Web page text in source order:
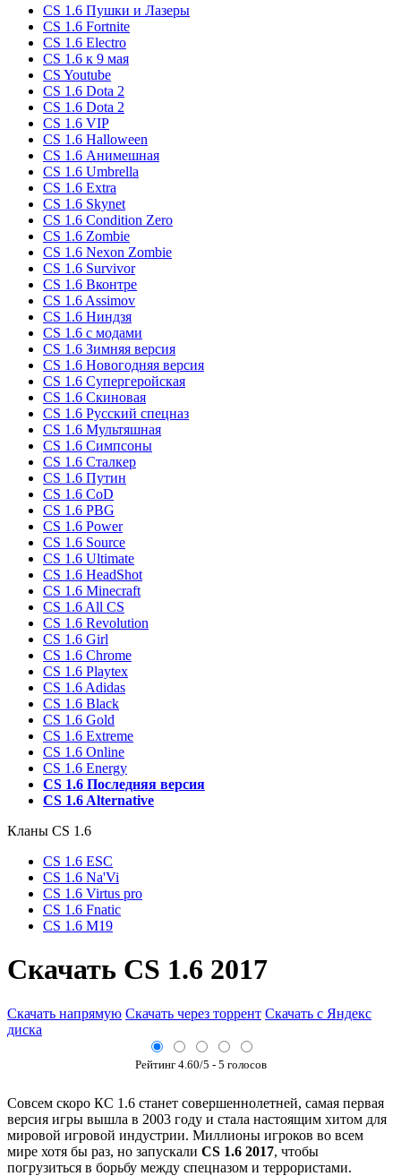
CS 1.6 Пушки и Лазеры
CS 1.6 Fortnite
CS 1.6 Electro
CS 1.6 к 9 мая
CS Youtube
CS 1.6 Dota 2
CS 1.6 Dota 2
CS 1.6 VIP
CS 1.6 Halloween
CS 1.6 Анимешная
CS 1.6 Umbrella
CS 1.6 Extra
CS 1.6 Skynet
CS 1.6 Condition Zero
CS 1.6 Zombie
CS 1.6 Nexon Zombie
CS 1.6 Survivor
CS 1.6 Вконтре
CS 1.6 Assimov
CS 1.6 Ниндзя
CS 1.6 с модами
CS 1.6 Зимняя версия
CS 1.6 Новогодняя версия
CS 1.6 Супергеройская
CS 1.6 Скиновая
CS 1.6 Русский спецназ
CS 1.6 Мультяшная
CS 1.6 Симпсоны
CS 1.6 Сталкер
CS 1.6 Путин
CS 1.6 CoD
CS 1.6 PBG
CS 1.6 Power
CS 1.6 Source
CS 1.6 Ultimate
CS 1.6 HeadShot
CS 1.6 Minecraft
CS 1.6 All CS
CS 1.6 Revolution
CS 1.6 Girl
CS 1.6 Chrome
CS 1.6 Playtex
CS 1.6 Adidas
CS 1.6 Black
CS 1.6 Gold
CS 1.6 Extreme
CS 1.6 Online
CS 1.6 Energy
CS 1.6 Последняя версия
CS 1.6 Alternative
Кланы СS 1.6
CS 1.6 ESC
CS 1.6 Na'Vi
CS 1.6 Virtus pro
CS 1.6 Fnatic
CS 1.6 M19
Скачать CS 1.6 2017
Скачать напрямую Скачать через торрент Скачать с Яндекс
диска
Рейтинг 4.60/5 - 5 голосов
Совсем скоро КС 1.6 станет совершеннолетней, самая первая
версия игры вышла в 2003 году и стала настоящим хитом для
мировой игровой индустрии. Миллионы игроков во всем
мире хотя бы раз, но запускали CS 1.6 2017, чтобы
погрузиться в борьбу между спецназом и террористами.